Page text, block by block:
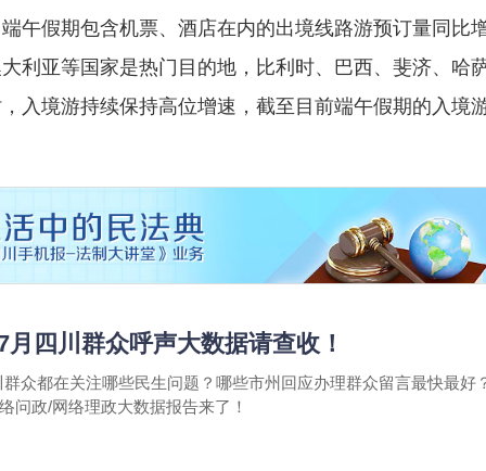
午假期包含机票、酒店在内的出境线路游预订量同比
利亚等国家是热门目的地，比利时、巴西、斐济、哈
入境游持续保持高位增速，截至目前端午假期的入境
月四川群众呼声大数据请查收！
众都在关注哪些民生问题？哪些市州回应办理群众留言最快最好
问政/网络理政大数据报告来了！